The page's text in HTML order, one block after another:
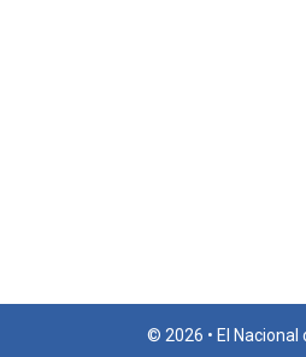
© 2026 • El Nacional